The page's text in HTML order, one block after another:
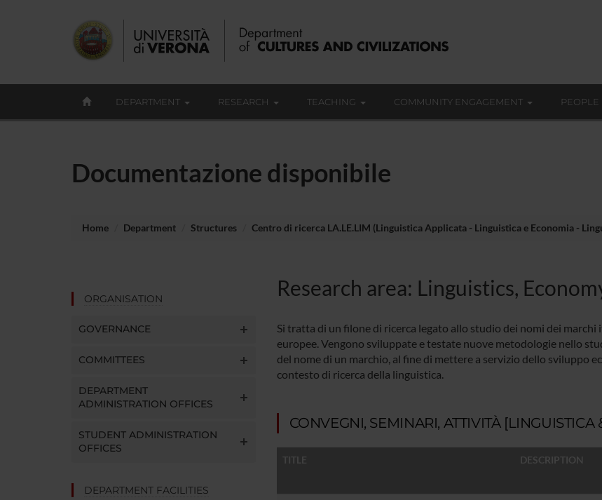
DEPARTMENT RESEARCH TEACHING COMMUNITY ENGAGEMENT PEOPLE
Documentazione disponibile
Home Department Structures Centro di ricerca LA.LE.LIM (Linguistica Applicata - Linguistica e Economia -
ORGANISATION
GOVERNANCE
COMMITTEES
DEPARTMENT
ADMINISTRATION OFFICES
STUDENT ADMINISTRATION
OFFICES
DEPARTMENT FACILITIES
Research area: Linguistics,
Si tratta di un filone di ricerca legato allo studio dei nomi dei
europee. Vengono sviluppate e testate nuove metodologie nello
del nome di un marchio, al fine di mettere a servizio dello sviluppo
contesto di ricerca della linguistica.
CONVEGNI, SEMINARI, ATTIVITÀ [LINGUISTICA
TITLE DESCRIPTION